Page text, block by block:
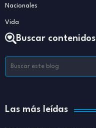
Nacionales
Vida
Buscar contenidos
Las más leídas